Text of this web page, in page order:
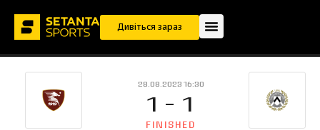
Дивіться зараз
28.08.2023 16:30
1 - 1
FINISHED